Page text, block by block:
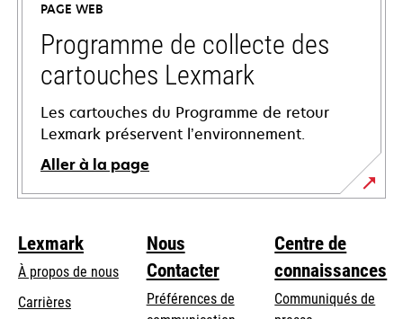
nouvel
onglet
PAGE WEB
Programme de collecte des
cartouches Lexmark
Les cartouches du Programme de retour
Lexmark préservent l’environnement.
Aller à la page
Lexmark
À propos de nous
Carrières
Nous
Contacter
Préférences de
Centre de
connaissances
Communiqués de